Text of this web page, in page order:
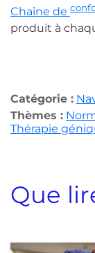
Chaîne de
produit à
Catégorie :
Thèmes :
Thérapie
Que